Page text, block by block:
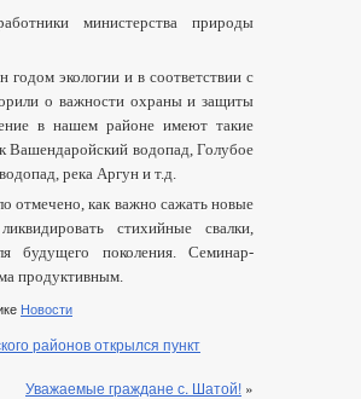
министерства природы
экологии и в соответствии с
о важности охраны и защиты
в нашем районе имеют такие
Вашендаройский водопад, Голубое
река Аргун и т.д.
как важно сажать новые
стихийные свалки,
будущего поколения. Семинар-
продуктивным.
Новости
районов открылся пункт
Уважаемые граждане с. Шатой! »